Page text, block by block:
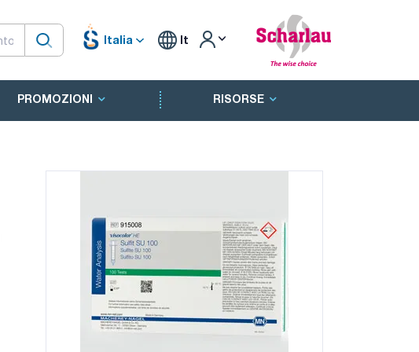
Italia It
PROMOZIONI RISORSE